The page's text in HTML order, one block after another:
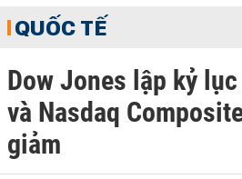
QUỐC TẾ
Dow Jones lập kỷ
và Nasdaq
giảm